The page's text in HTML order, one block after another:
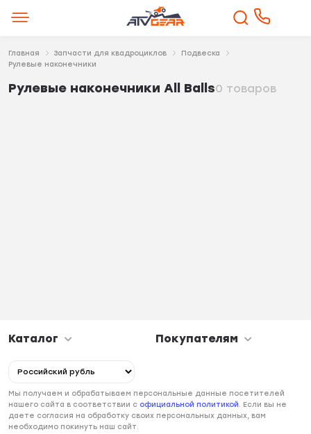
Главная Запчасти для квадроциклов
Подвеска
Рулевые наконечники
Рулевые наконечники All Balls0 товаров
Каталог Покупателям
Мы получаем и обрабатываем персональные данные посетителей
нашего сайта в соответствии с официальной политикой. Если вы не
даете согласия на обработку своих персональных данных, вам
необходимо покинуть наш сайт.